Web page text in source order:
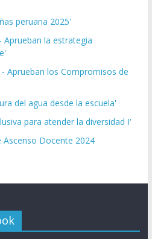
peruana 2025'
Aprueban la estrategia
- Aprueban los Compromisos de
del agua desde la escuela'
para atender la diversidad I'
Docente 2024